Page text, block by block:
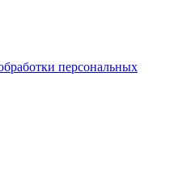
персональных